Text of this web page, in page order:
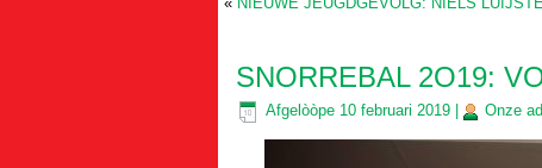
SNORREBAL 2O19:
Afgelòòpe 10 februari 2019| Onze